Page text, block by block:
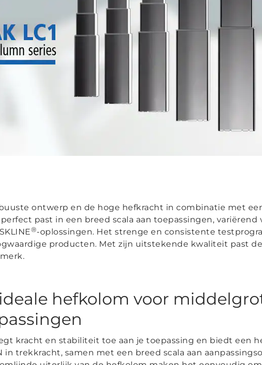
ontwerp en de hoge hefkracht in combinatie met
past in een breed scala aan toepassingen,
®-oplossingen. Het strenge en consistente
producten. Met zijn uitstekende kwaliteit past
hefkolom voor
kracht en stabiliteit toe aan je toepassing en biedt een
in trekkracht, samen met een breed scala aan